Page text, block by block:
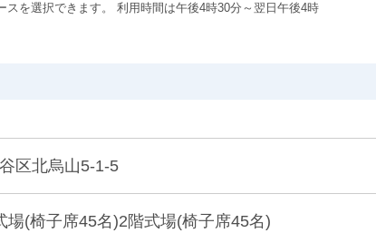
を選択できます。 利用時間は午後4時30分～翌日午後4時
区北烏山5-1-5
場(椅子席45名)2階式場(椅子席45名)